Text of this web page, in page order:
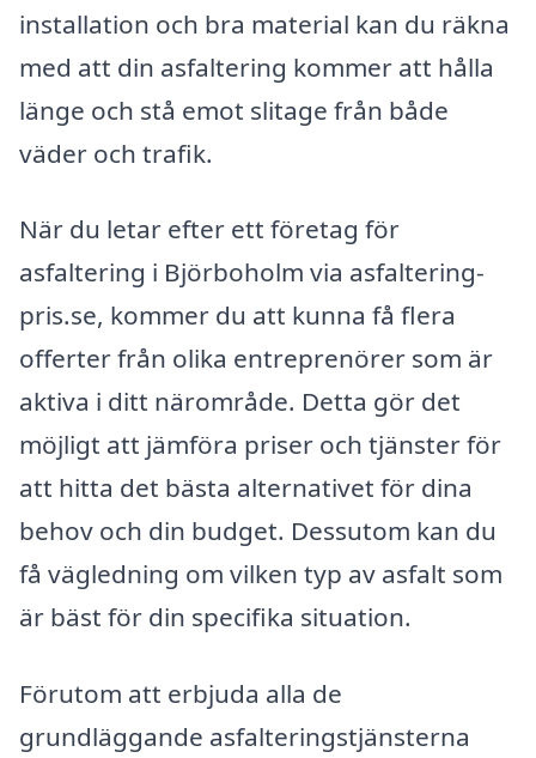
installation och bra material kan du räkna
med att din asfaltering kommer att hålla
länge och stå emot slitage från både
väder och trafik.
När du letar efter ett företag för
asfaltering i Björboholm via asfaltering-
pris.se, kommer du att kunna få flera
offerter från olika entreprenörer som är
aktiva i ditt närområde. Detta gör det
möjligt att jämföra priser och tjänster för
att hitta det bästa alternativet för dina
behov och din budget. Dessutom kan du
få vägledning om vilken typ av asfalt som
är bäst för din specifika situation.
Förutom att erbjuda alla de
grundläggande asfalteringstjänsterna